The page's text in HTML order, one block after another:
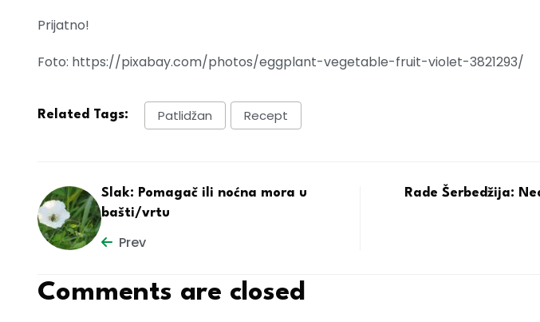
Prijatno!
Foto: https://pixabay.com/photos/eggplant-vegetable-fruit-violet-3821293/
Related Tags: Patlidžan Recept
Slak: Pomagač ili noćna mora u
bašti/vrtu
Prev
Rade Šerbedžija:
Comments are closed